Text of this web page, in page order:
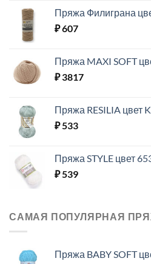
Пряжа Филиграна
₽607
Пряжа MAXI SOFT
₽3817
Пряжа RESILIA цвет
₽533
Пряжа STYLE цвет
₽539
САМАЯ ПОПУЛЯРНАЯ
Пряжа BABY SOFT